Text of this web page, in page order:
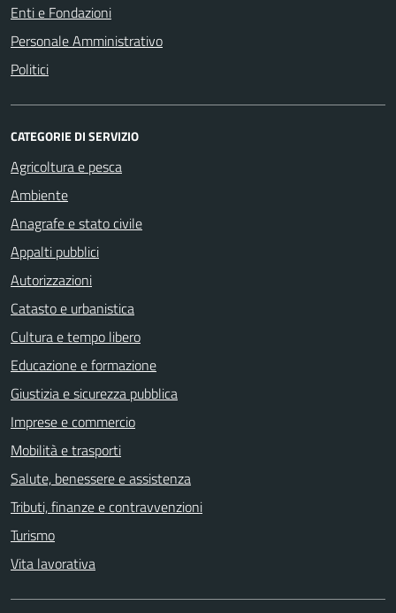
Enti e Fondazioni
Personale Amministrativo
Politici
CATEGORIE DI SERVIZIO
Agricoltura e pesca
Ambiente
Anagrafe e stato civile
Appalti pubblici
Autorizzazioni
Catasto e urbanistica
Cultura e tempo libero
Educazione e formazione
Giustizia e sicurezza pubblica
Imprese e commercio
Mobilità e trasporti
Salute, benessere e assistenza
Tributi, finanze e contravvenzioni
Turismo
Vita lavorativa